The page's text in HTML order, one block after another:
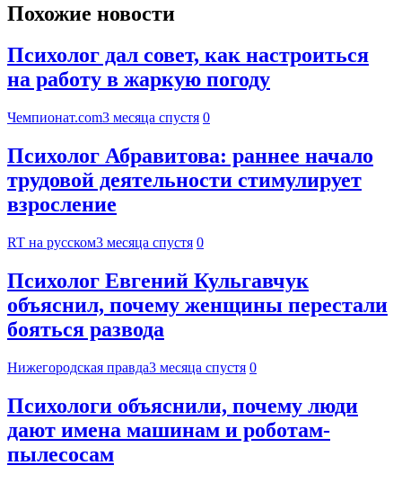
Похожие новости
Психолог дал совет, как настроиться
на работу в жаркую погоду
Чемпионат.com3 месяца спустя 0
Психолог Абравитова: раннее начало
трудовой деятельности стимулирует
взросление
RT на русском3 месяца спустя 0
Психолог Евгений Кульгавчук
объяснил, почему женщины перестали
бояться развода
Нижегородская правда3 месяца спустя 0
Психологи объяснили, почему люди
дают имена машинам и роботам-
пылесосам